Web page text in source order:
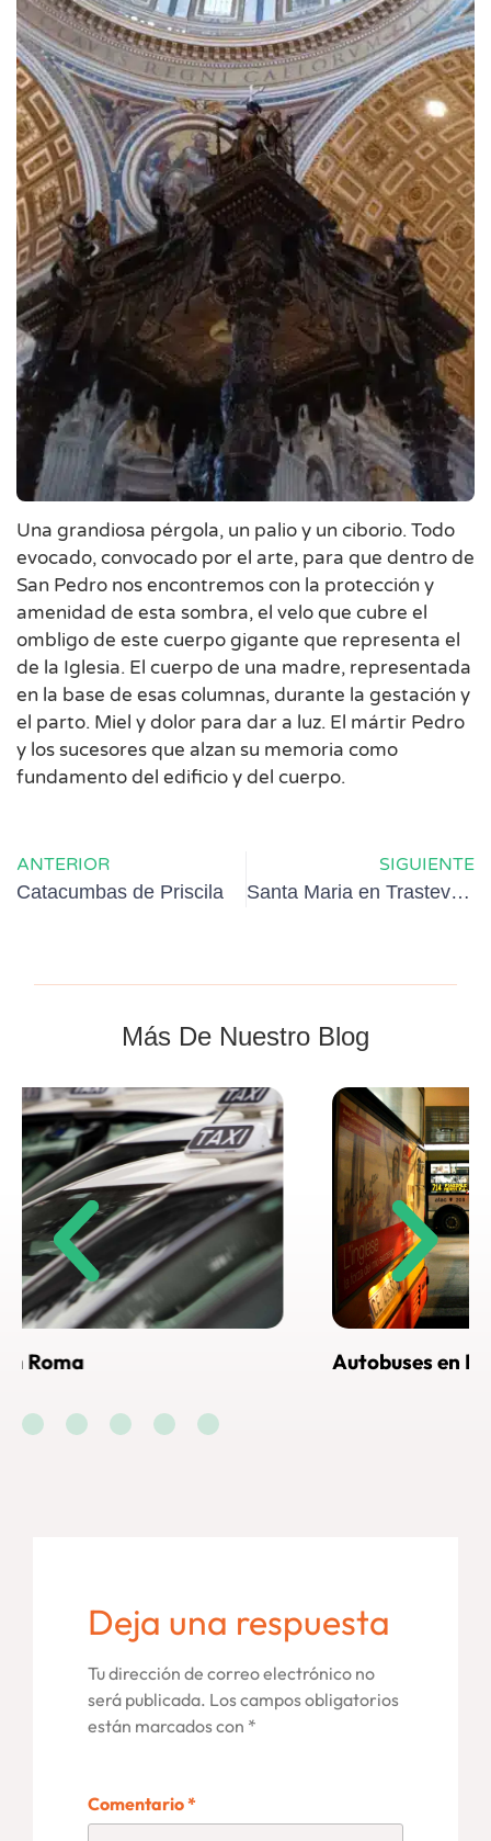
Una grandiosa pérgola, un palio y un ciborio. Todo
evocado, convocado por el arte, para que dentro de
San Pedro nos encontremos con la protección y
amenidad de esta sombra, el velo que cubre el
ombligo de este cuerpo gigante que representa el
de la Iglesia. El cuerpo de una madre, representada
en la base de esas columnas, durante la gestación y
el parto. Miel y dolor para dar a luz. El mártir Pedro
y los sucesores que alzan su memoria como
fundamento del edificio y del cuerpo.
ANTERIOR
Catacumbas de Priscila
SIGUIENTE
Santa Maria en Trastevere
Más De Nuestro Blog
Deja una respuesta
Tu dirección de correo electrónico no
será publicada. Los campos obligatorios
están marcados con *
Comentario*